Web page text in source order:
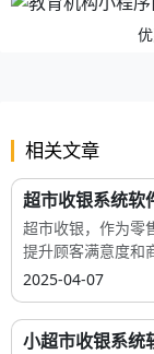
相关文章
超市收银系统软
超市收银，作为零
提升顾客满意度和
2025-04-07
小超市收银系统